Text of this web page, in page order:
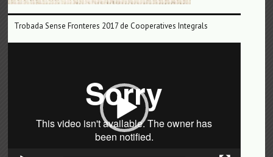
Trobada Sense Fronteres 2017 de Cooperatives Integrals